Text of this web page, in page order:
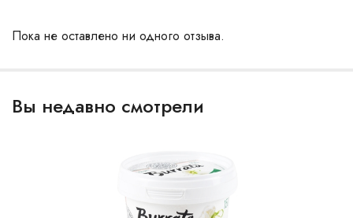
Пока не оставлено ни одного отзыва.
Вы недавно смотрели